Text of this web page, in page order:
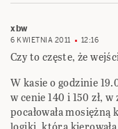
xbw
6 KWIETNIA 2011 12:16
Czy to częste, że
W kasie o godzinie
w cenie 140 i 150 zł,
pocałowała